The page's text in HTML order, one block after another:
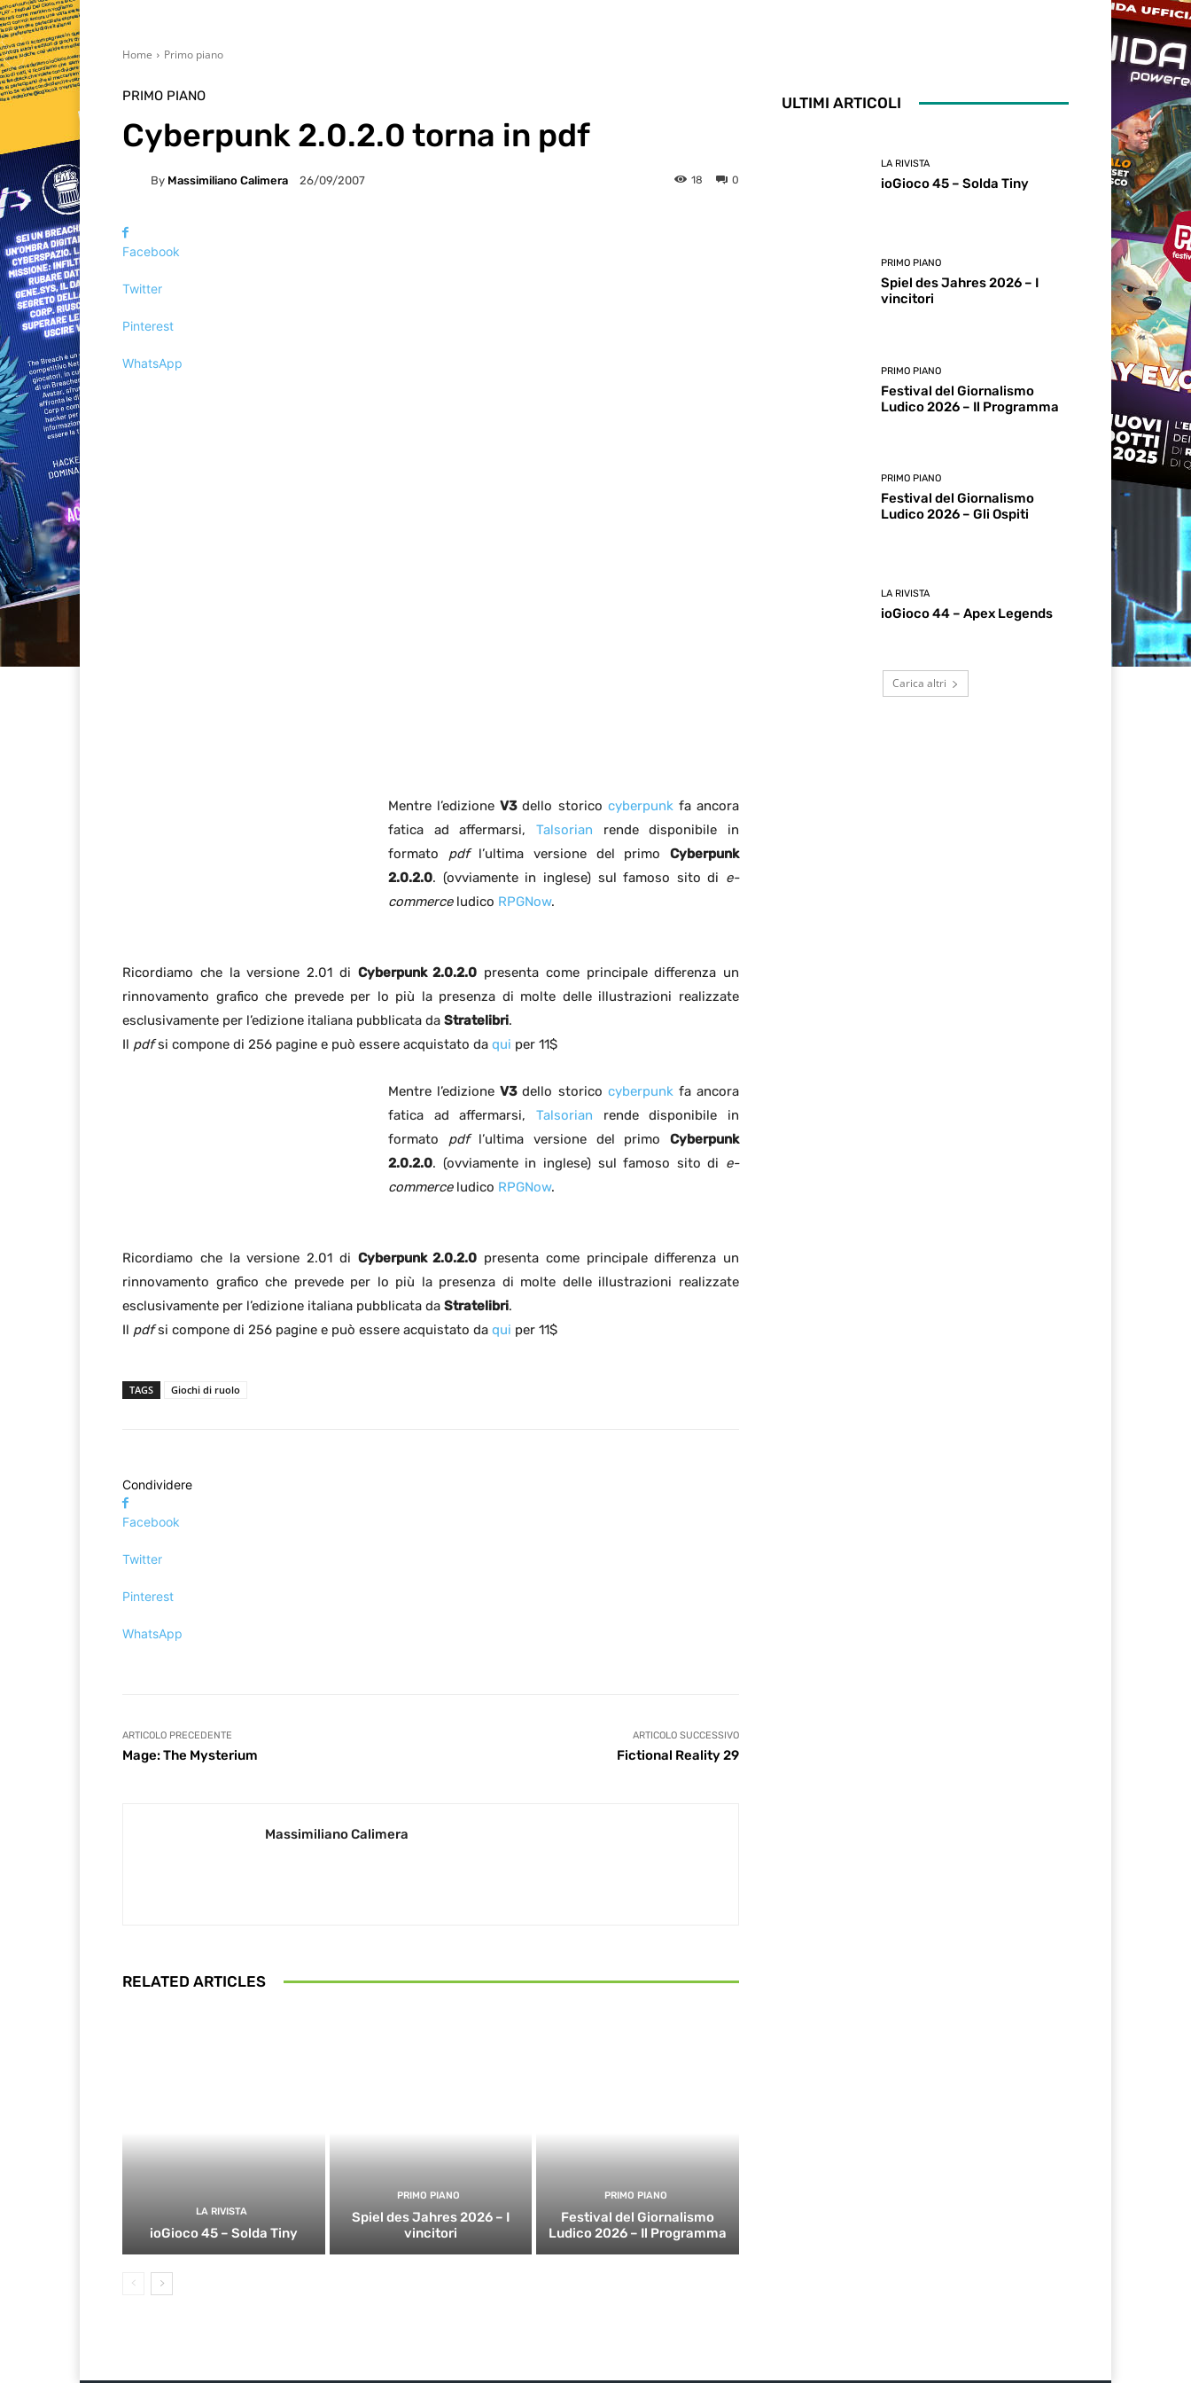
Home Primo piano
PRIMO PIANO
Cyberpunk 2.0.2.0 torna in pdf
By Massimiliano Calimera 26/09/2007 0
18
Facebook
Twitter
Pinterest
WhatsApp
Mentre l’edizioneV3dello storico cyberpunkfa ancora
fatica ad affermarsi, Talsorian rende disponibile in
formato pdfl’ultima versione del primoCyberpunk
2.0.2.0. (ovviamente in inglese) sul famoso sito di e-
commerceludico RPGNow.
Ricordiamo che la versione 2.01 di Cyberpunk 2.0.2.0 presenta come principale differenza un
rinnovamento grafico che prevede per lo più la presenza di molte delle illustrazioni realizzate
esclusivamente per l’edizione italiana pubblicata da Stratelibri.
Il pdfsi compone di 256 pagine e può essere acquistato da qui per 11$
Mentre l’edizioneV3dello storico cyberpunkfa ancora
fatica ad affermarsi, Talsorian rende disponibile in
formato pdfl’ultima versione del primoCyberpunk
2.0.2.0. (ovviamente in inglese) sul famoso sito di e-
commerceludico RPGNow.
Ricordiamo che la versione 2.01 di Cyberpunk 2.0.2.0 presenta come principale differenza un
rinnovamento grafico che prevede per lo più la presenza di molte delle illustrazioni realizzate
esclusivamente per l’edizione italiana pubblicata da Stratelibri.
Il pdfsi compone di 256 pagine e può essere acquistato da qui per 11$
TAGS Giochi di ruolo
Condividere
Facebook
Twitter
Pinterest
WhatsApp
ARTICOLO PRECEDENTE
Mage: The Mysterium
ARTICOLO SUCCESSIVO
Fictional Reality 29
Massimiliano Calimera
RELATED ARTICLES
LA RIVISTA
ioGioco 45 – Solda Tiny
PRIMO PIANO
Spiel des Jahres 2026 – I
vincitori
PRIMO PIANO
Festival del Giornalismo
Ludico 2026 – Il Programma
ULTIMI ARTICOLI
LA RIVISTA
ioGioco 45 – Solda Tiny
PRIMO PIANO
Spiel des Jahres 2026 – I
vincitori
PRIMO PIANO
Festival del Giornalismo
Ludico 2026 – Il Programma
PRIMO PIANO
Festival del Giornalismo
Ludico 2026 – Gli Ospiti
LA RIVISTA
ioGioco 44 – Apex Legends
Carica altri